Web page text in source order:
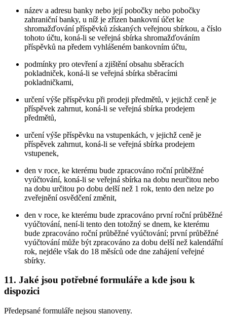
název a adresu banky nebo její pobočky nebo pobočky
zahraniční banky, u níž je zřízen bankovní účet ke
shromažďování příspěvků získaných veřejnou sbírkou, a číslo
tohoto účtu, koná-li se veřejná sbírka shromažďováním
příspěvků na předem vyhlášeném bankovním účtu,
podmínky pro otevření a zjištění obsahu sběracích
pokladniček, koná-li se veřejná sbírka sběracími
pokladničkami,
určení výše příspěvku při prodeji předmětů, v jejichž ceně je
příspěvek zahrnut, koná-li se veřejná sbírka prodejem
předmětů,
určení výše příspěvku na vstupenkách, v jejichž ceně je
příspěvek zahrnut, koná-li se veřejná sbírka prodejem
vstupenek,
den v roce, ke kterému bude zpracováno roční průběžné
vyúčtování, koná-li se veřejná sbírka na dobu neurčitou nebo
na dobu určitou po dobu delší než 1 rok, tento den nelze po
zveřejnění osvědčení změnit,
den v roce, ke kterému bude zpracováno první roční průběžné
vyúčtování, není-li tento den totožný se dnem, ke kterému
bude zpracováno roční průběžné vyúčtování; první průběžné
vyúčtování může být zpracováno za dobu delší než kalendářní
rok, nejdéle však do 18 měsíců ode dne zahájení veřejné
sbírky.
11. Jaké jsou potřebné formuláře a kde jsou k
dispozici
Předepsané formuláře nejsou stanoveny.